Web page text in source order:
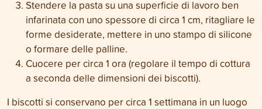
Stendere la pasta su una superficie di lavoro ben
infarinata con uno spessore di circa 1 cm, ritagliare le
forme desiderate, mettere in uno stampo di silicone
o formare delle palline.
Cuocere per circa 1 ora (regolare il tempo di cottura
a seconda delle dimensioni dei biscotti).
I biscotti si conservano per circa 1 settimana in un luogo